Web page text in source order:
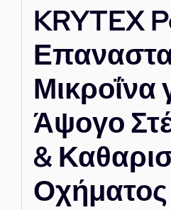
KRYTEX
Μικροΐνα
Άψογο
&
Οχήματος